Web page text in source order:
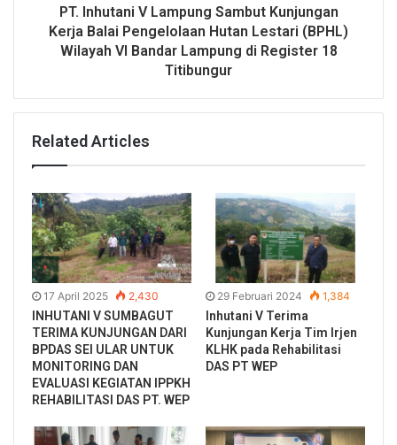
PT. Inhutani V Lampung Sambut Kunjungan
Kerja Balai Pengelolaan Hutan Lestari (BPHL)
Wilayah VI Bandar Lampung di Register 18
Titibungur
Related Articles
17 April 2025 2,430
INHUTANI V SUMBAGUT
TERIMA KUNJUNGAN DARI
BPDAS SEI ULAR UNTUK
MONITORING DAN
EVALUASI KEGIATAN IPPKH
REHABILITASI DAS PT. WEP
29 Februari 2024 1,384
Inhutani V Terima
Kunjungan Kerja Tim Irjen
KLHK pada Rehabilitasi
DAS PT WEP